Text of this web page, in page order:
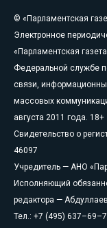
© «Парламентская
Электронное
«Парламентская
Федеральной службе
связи,
массовых
августа 2011 года. 18+
Свидетельство о
46097
Учредитель — АНО
Исполняющий
редактора —
Тел.: +7 (495)